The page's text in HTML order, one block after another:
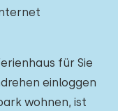
für Sie
einloggen
wohnen, ist